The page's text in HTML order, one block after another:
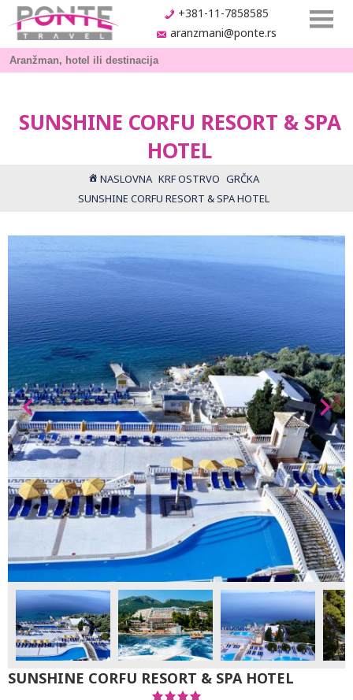
+381-11-7858585
aranzmani@ponte.rs
SUNSHINE CORFU RESORT & SPA
HOTEL
NASLOVNA KRF OSTRVO GRČKA
SUNSHINE CORFU RESORT & SPA HOTEL
SUNSHINE CORFU RESORT & SPA HOTEL